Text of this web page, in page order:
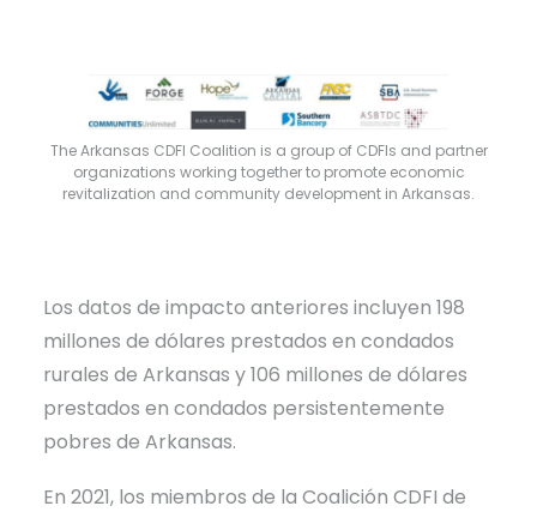
The Arkansas CDFI Coalition is a group of CDFIs and partner
organizations working together to promote economic
revitalization and community development in Arkansas.
Los datos de impacto anteriores incluyen 198
millones de dólares prestados en condados
rurales de Arkansas y 106 millones de dólares
prestados en condados persistentemente
pobres de Arkansas.
En 2021, los miembros de la Coalición CDFI de